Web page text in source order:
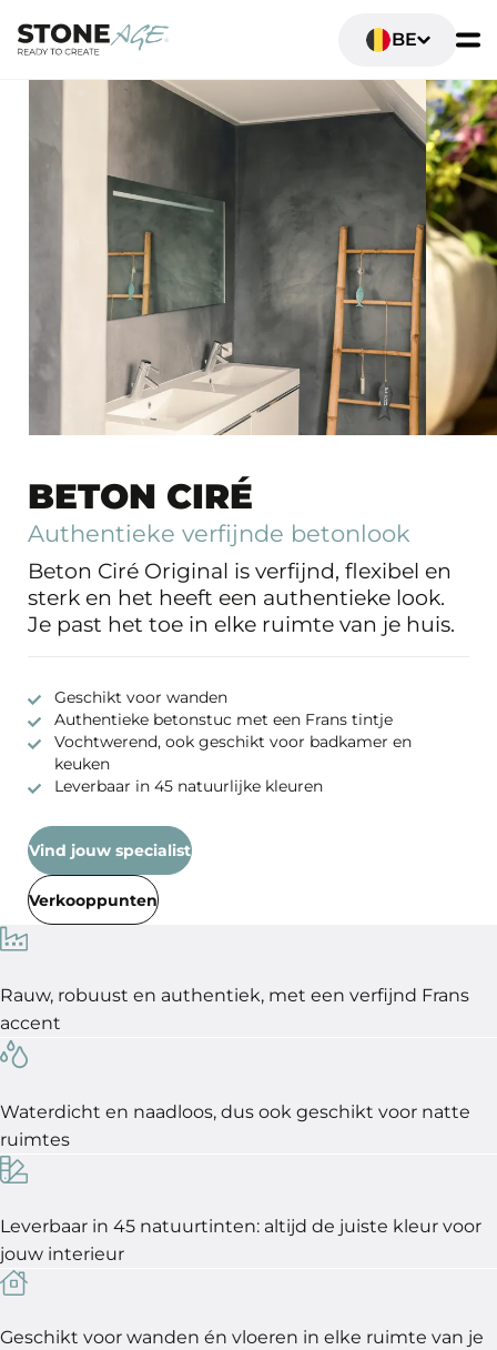
BE
BETON CIRÉ
Authentieke verfijnde betonlook
Beton Ciré Original is verfijnd, flexibel en
sterk en het heeft een authentieke look.
Je past het toe in elke ruimte van je huis.
Geschikt voor wanden
Authentieke betonstuc met een Frans tintje
Vochtwerend, ook geschikt voor badkamer en
keuken
Leverbaar in 45 natuurlijke kleuren
Vind jouw specialist
Verkooppunten
Rauw, robuust en authentiek, met een verfijnd Frans
accent
Waterdicht en naadloos, dus ook geschikt voor natte
ruimtes
Leverbaar in 45 natuurtinten: altijd de juiste kleur voor
jouw interieur
Geschikt voor wanden én vloeren in elke ruimte van je